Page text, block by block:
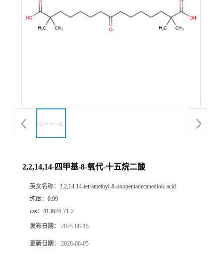
2,2,14,14-四甲基-8-氧代-十五烷二酸
英文名称： 2,2,14,14-tetramethyl-8-oxopentadecanedioic acid
纯度： 0.99
cas： 413624-71-2
发布日期： 2025-08-15
更新日期： 2026-06-05